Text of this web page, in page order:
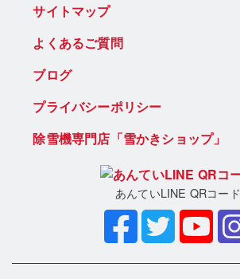
サイトマップ
よくあるご質問
ブログ
プライバシーポリシー
除雪機専門店「雪かきショップ」
あんていLINE QRコード